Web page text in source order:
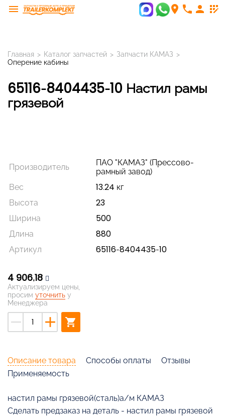
menu room phone person app_registration
Главная > Каталог запчастей > Запчасти КАМАЗ >
Оперение кабины
65116-8404435-10 Настил рамы
грязевой
Производитель
ПАО "КАМАЗ" (Прессово-
рамный завод)
Вес
13.24 кг
Высота
23
Ширина
500
Длина
880
Артикул
65116-8404435-10
4 906,18
Актуализируем цены,
просим уточнить у
Менеджера
remove add shopping_cart
Описание товара Способы оплаты
Отзывы
Применяемость
настил рамы грязевой(сталь)а/м КАМАЗ
Cделать предзаказ на деталь - настил рамы грязевой